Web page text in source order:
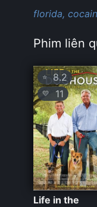
florida,
Phim liên
⭐ 8.2
💛 11
Life in the